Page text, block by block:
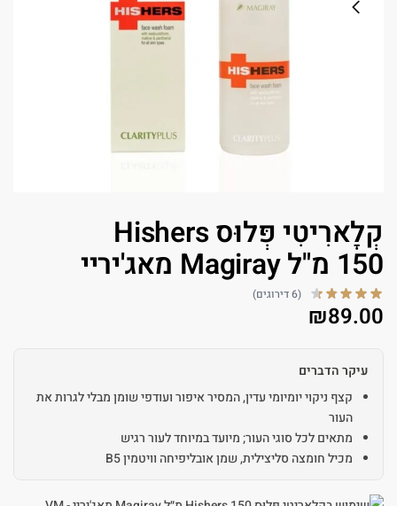
קְלָארִיטִי פְּלוּס Hishers
150 מ"ל Magiray מאג'יריי
(6 דירוגים)
₪89.00
עיקר הדברים
קצף ניקוי יומיומי עדין, המסיר איפור ועודפי שומן מבלי לגרות את
העור
מתאים לכל סוגי העור; מיועד במיוחד לעור רגיש
מכיל חומצה סליצילית, שמן אובליפיחה וויטמין B5